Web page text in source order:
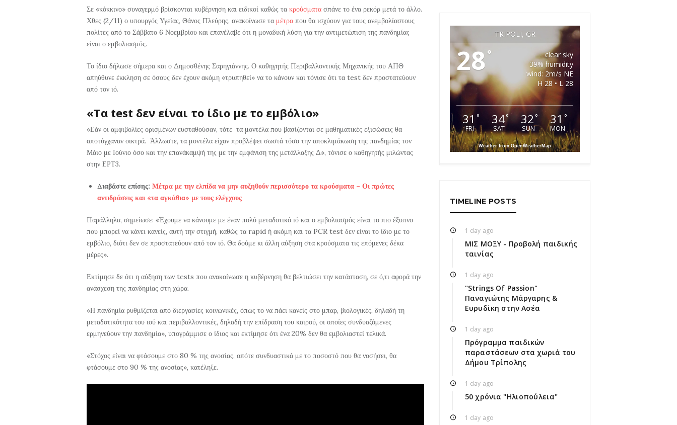
Σε «κόκκινο» συναγερμό βρίσκονται κυβέρνηση και ειδικοί καθώς τα κρούσματα σπάνε το ένα ρεκόρ μετά το άλλο.
Χθες (2/11) ο υπουργός Υγείας, Θάνος Πλεύρης, ανακοίνωσε τα μέτρα που θα ισχύουν για τους ανεμβολίαστους
πολίτες από το Σάββατο 6 Νοεμβρίου και επανέλαβε ότι η μοναδική λύση για την αντιμετώπιση της πανδημίας
είναι ο εμβολιασμός.
Το ίδιο δήλωσε σήμερα και ο Δημοσθένης Σαρηγιάννης. Ο καθηγητής Περιβαλλοντικής Μηχανικής του ΑΠΘ
απηύθυνε έκκληση σε όσους δεν έχουν ακόμη «τρυπηθεί» να το κάνουν και τόνισε ότι τα test δεν προστατεύουν
από τον ιό.
«Τα test δεν είναι το ίδιο με το εμβόλιο»
«Εάν οι αμφιβολίες ορισμένων ευσταθούσαν, τότε τα μοντέλα που βασίζονται σε μαθηματικές εξισώσεις θα
αποτύγχαναν οικτρά. Άλλωστε, τα μοντέλα είχαν προβλέψει σωστά τόσο την αποκλιμάκωση της πανδημίας τον
Μάιο με Ιούνιο όσο και την επανάκαμψή της με την εμφάνιση της μετάλλαξης Δ», τόνισε ο καθηγητής μιλώντας
στην ΕΡΤ3.
Διαβάστε επίσης: Μέτρα με την ελπίδα να μην αυξηθούν περισσότερο τα κρούσματα – Οι πρώτες
αντιδράσεις και «τα αγκάθια» με τους ελέγχους
Παράλληλα, σημείωσε: «Έχουμε να κάνουμε με έναν πολύ μεταδοτικό ιό και ο εμβολιασμός είναι το πιο έξυπνο
που μπορεί να κάνει κανείς, αυτή την στιγμή, καθώς τα rapid ή ακόμη και τα PCR test δεν είναι το ίδιο με το
εμβόλιο, διότι δεν σε προστατεύουν από τον ιό. Θα δούμε κι άλλη αύξηση στα κρούσματα τις επόμενες δέκα
μέρες».
Εκτίμησε δε ότι η αύξηση των tests που ανακοίνωσε η κυβέρνηση θα βελτιώσει την κατάσταση, σε ό,τι αφορά την
ανάσχεση της πανδημίας στη χώρα.
«Η πανδημία ρυθμίζεται από διεργασίες κοινωνικές, όπως το να πάει κανείς στο μπαρ, βιολογικές, δηλαδή τη
μεταδοτικότητα του ιού και περιβαλλοντικές, δηλαδή την επίδραση του καιρού, οι οποίες συνδυαζόμενες
ερμηνεύουν την πανδημία», υπογράμμισε ο ίδιος και εκτίμησε ότι ένα 20% δεν θα εμβολιαστεί τελικά.
«Στόχος είναι να φτάσουμε στο 80 % της ανοσίας, οπότε συνδυαστικά με το ποσοστό που θα νοσήσει, θα
φτάσουμε στο 90 % της ανοσίας», κατέληξε.
TRIPOLI, GR
28°
clear sky
39% humidity
wind: 2m/s NE
H 28 • L 28
31 °
FRI
34°
SAT
32°
SUN
31 °
MON
Weather from OpenWeatherMap
TIMELINE POSTS
1 day ago
ΜΙΣ ΜΟΞΥ - Προβολή παιδικής
ταινίας
1 day ago
"Strings Of Passion"
Παναγιώτης Μάργαρης &
Ευρυδίκη στην Ασέα
1 day ago
Πρόγραμμα παιδικών
παραστάσεων στα χωριά του
Δήμου Τρίπολης
1 day ago
50 χρόνια "Ηλιοπούλεια"
1 day ago